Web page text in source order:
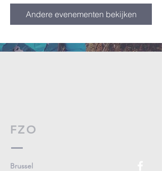
Andere evenementen bekijken
FZO
Brussel